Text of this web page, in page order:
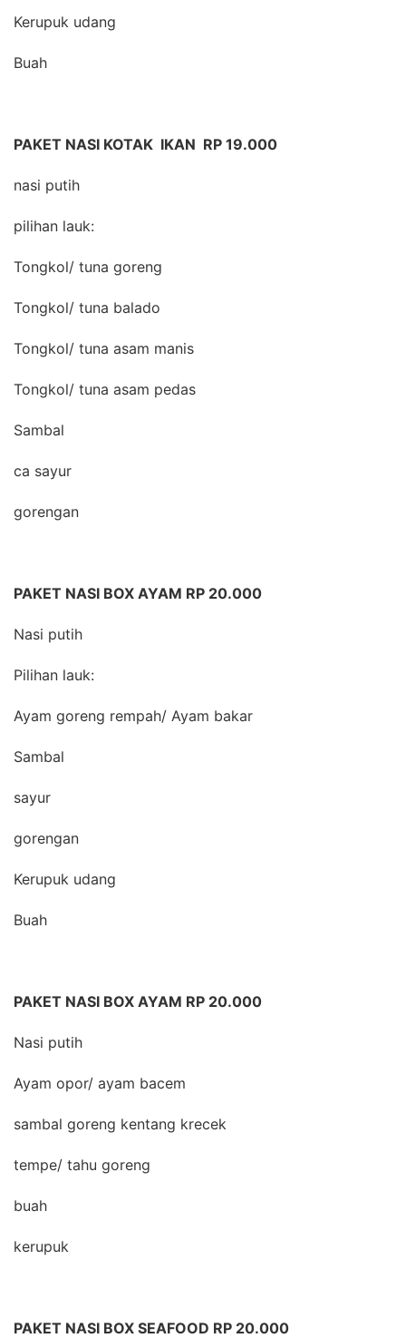
Kerupuk udang
Buah
PAKET NASI KOTAK IKAN RP 19.000
nasi putih
pilihan lauk:
Tongkol/ tuna goreng
Tongkol/ tuna balado
Tongkol/ tuna asam manis
Tongkol/ tuna asam pedas
Sambal
ca sayur
gorengan
PAKET NASI BOX AYAM RP 20.000
Nasi putih
Pilihan lauk:
Ayam goreng rempah/ Ayam bakar
Sambal
sayur
gorengan
Kerupuk udang
Buah
PAKET NASI BOX AYAM RP 20.000
Nasi putih
Ayam opor/ ayam bacem
sambal goreng kentang krecek
tempe/ tahu goreng
buah
kerupuk
PAKET NASI BOX SEAFOOD RP 20.000